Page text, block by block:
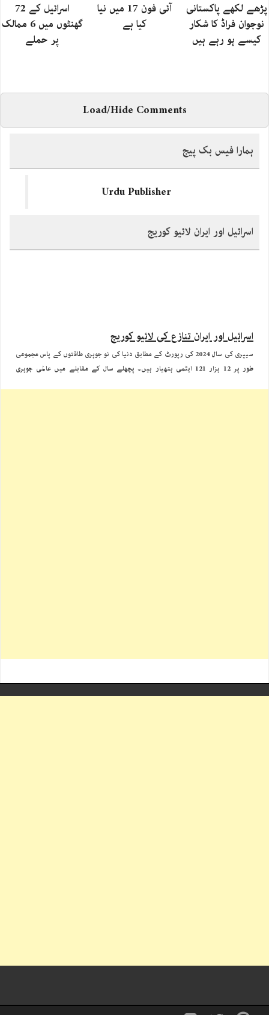
پڑھے لکھے پاکستانی
نوجوان فراڈ کا شکار
کیسے ہو رہے ہیں
آئی فون 17 میں نیا
کیا ہے
اسرائیل کے 72
گھنٹوں میں 6 ممالک
پر حملے
Load/Hide Comments
ہمارا فیس بک پیج
Urdu Publisher
اسرائیل اور ایران لائیو کوریج
اسرائیل اور ایران تنازع کی لائیو کوریج
سیپری کی سال 2024 کی رپورٹ کے مطابق دنیا کی نو جوہری طاقتوں کے پاس مجموعی
طور پر 12 ہزار 121 ایٹمی ہتھیار ہیں۔ پچھلے سال کے مقابلے میں عالمی جوہری